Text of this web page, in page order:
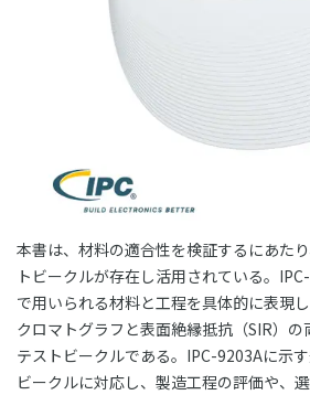
本書は、材料の適合性を検証するにあた
トビークルが存在し活用されている。
で用いられる材料と工程を具体的に表現
クロマトグラフと表面絶縁抵抗（SIR）
テストビークルである。IPC-9203Aに示
ビークルに対応し、製造工程の評価や、